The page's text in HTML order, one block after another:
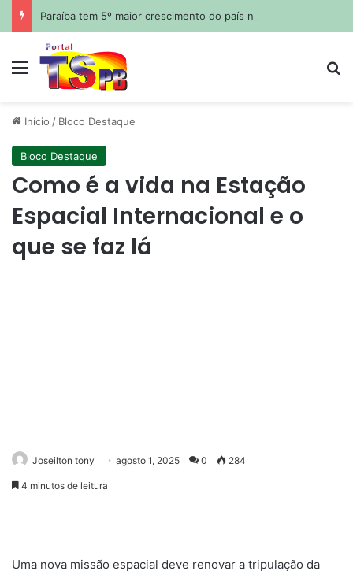
Menu
Início / Bloco Destaque
Bloco Destaque
Como é a vida na Estação
Espacial Internacional e o
que se faz lá
Joseilton tony agosto 1, 2025 0 284
4 minutos de leitura
Uma nova missão espacial deve renovar a tripulação da